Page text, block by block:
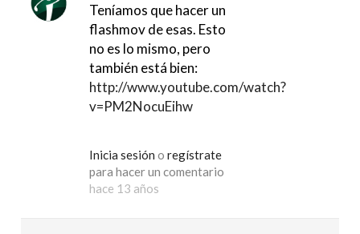
Teníamos que hacer un
flashmov de esas. Esto
no es lo mismo, pero
también está bien:
http://www.youtube.com/watch?
v=PM2NocuEihw
Inicia sesión oregístrate
para hacer un comentario
hace 13 años